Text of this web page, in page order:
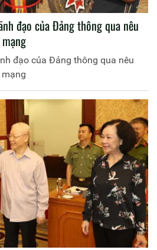
đạo của Đảng thông qua nêu
đạo của Đảng thông qua nêu